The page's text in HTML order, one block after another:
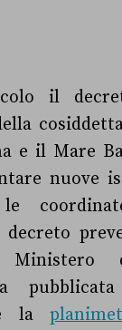
il
e il Mare
nuove
le
la